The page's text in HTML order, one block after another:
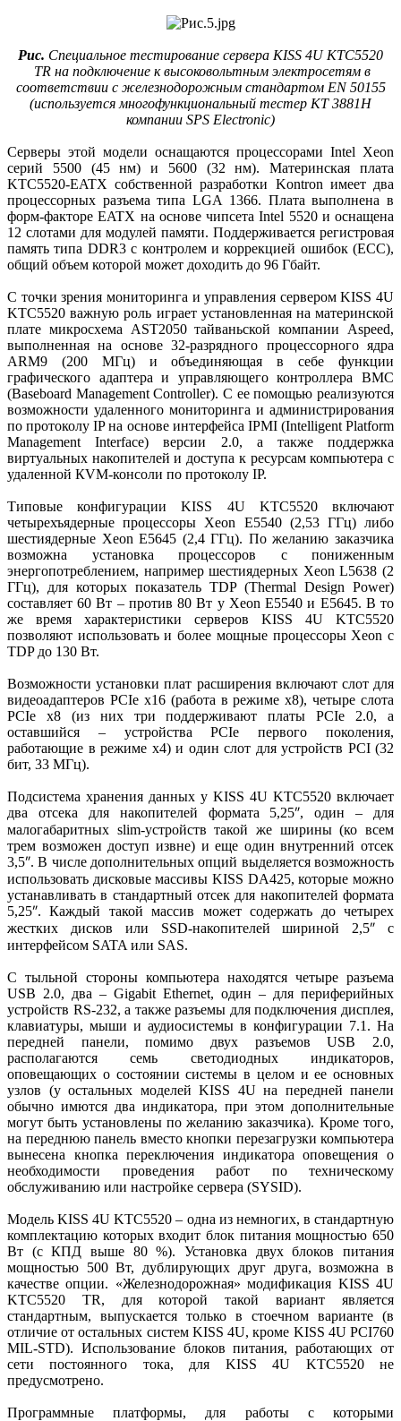
Рис. Специальное тестирование сервера KISS 4U KTC5520
TR на подключение к высоковольтным электросетям в
соответствии с железнодорожным стандартом EN 50155
(используется многофункциональный тестер KT 3881H
компании SPS Electronic)
Серверы этой модели оснащаются процессорами Intel Xeon
серий 5500 (45 нм) и 5600 (32 нм). Материнская плата
KTC5520-EATX собственной разработки Kontron имеет два
процессорных разъема типа LGA 1366. Плата выполнена в
форм-факторе EATX на основе чипсета Intel 5520 и оснащена
12 слотами для модулей памяти. Поддерживается регистровая
память типа DDR3 с контролем и коррекцией ошибок (ECC),
общий объем которой может доходить до 96 Гбайт.
С точки зрения мониторинга и управления сервером KISS 4U
KTC5520 важную роль играет установленная на материнской
плате микросхема AST2050 тайваньской компании Aspeed,
выполненная на основе 32-разрядного процессорного ядра
ARM9 (200 МГц) и объединяющая в себе функции
графического адаптера и управляющего контроллера BMC
(Baseboard Management Controller). С ее помощью реализуются
возможности удаленного мониторинга и администрирования
по протоколу IP на основе интерфейса IPMI (Intelligent Platform
Management Interface) версии 2.0, а также поддержка
виртуальных накопителей и доступа к ресурсам компьютера с
удаленной КVM-консоли по протоколу IP.
Типовые конфигурации KISS 4U KTC5520 включают
четырехъядерные процессоры Xeon E5540 (2,53 ГГц) либо
шестиядерные Xeon E5645 (2,4 ГГц). По желанию заказчика
возможна установка процессоров с пониженным
энергопотреб­лением, например шестиядерных Xeon L5638 (2
ГГц), для которых показатель TDP (Thermal Design Power)
составляет 60 Вт – против 80 Вт у Xeon E5540 и E5645. В то
же время характеристики серверов KISS 4U KTC5520
позволяют использовать и более мощные процессоры Xeon с
TDP до 130 Вт.
Возможности установки плат расширения включают слот для
видеоадаптеров PCIe x16 (работа в режиме x8), четыре слота
PCIe x8 (из них три поддерживают платы PCIe 2.0, а
оставшийся – устрой­ства PCIe первого поколения,
работающие в режиме x4) и один слот для устройств PCI (32
бит, 33 МГц).
Подсистема хранения данных у KISS 4U KTC5520 включает
два отсека для накопителей формата 5,25″, один – для
малогабаритных slim-устройств такой же ширины (ко всем
трем возможен доступ извне) и еще один внутренний отсек
3,5″. В числе дополнительных опций выделяется возможность
использовать дисковые массивы KISS DA425, которые можно
устанавливать в стандартный отсек для накопителей формата
5,25″. Каждый такой массив может содержать до четырех
жестких дисков или SSD-накопителей шириной 2,5″
с
интерфейсом SATA или SAS.
С тыльной стороны компьютера находятся четыре разъема
USB 2.0, два – Gigabit Ethernet, один – для периферийных
устройств RS-232, а также разъемы для подключения дисплея,
клавиатуры, мыши и аудиосистемы в конфигурации 7.1. На
передней панели, помимо двух разъемов USB 2.0,
располагаются семь светодиодных индикаторов,
оповещающих о состоянии системы в целом и ее основных
узлов (у остальных моделей KISS 4U на передней панели
обыч­но имются два индикатора, при этом дополнительные
могут быть установлены по желанию заказчика). Кроме того,
на переднюю панель вместо кнопки перезагрузки компьютера
вынесена кнопка переключения индикатора оповещения о
необходимости проведения работ по техническому
обслуживанию или настройке сервера (SYSID).
Модель KISS 4U KTC5520 – одна из немногих, в стандартную
комплектацию которых входит блок питания мощностью 650
Вт (с КПД выше 80 %). Установка двух блоков питания
мощностью 500 Вт, дублирующих друг друга, возможна в
качестве опции. «Железнодорожная» модификация KISS 4U
KTC5520 TR, для которой такой вариант является
стандартным, выпускается только в стоечном варианте (в
отличие от остальных систем KISS 4U, кроме KISS 4U PCI760
MIL-STD). Использование блоков питания, работающих от
сети постоянного тока, для KISS 4U KTC5520 не
предусмотрено.
Программные платформы, для работы с которыми